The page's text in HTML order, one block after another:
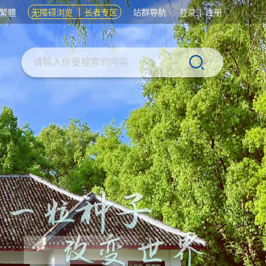
繁體 无障碍浏览 长者专区 站群导航 登录|注册